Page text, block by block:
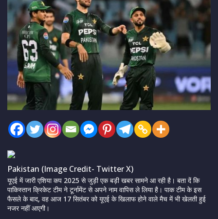
Pakistan (Image Credit- Twitter X)
यूएई में जारी एशिया कप 2025 से जुड़ी एक बड़ी खबर सामने आ रही है। बता दें कि
पाकिस्तान क्रिकेट टीम ने टूर्नामेंट से अपने नाम वापिस ले लिया है। पाक टीम के इस
फैसले के बाद, वह आज 17 सितंबर को यूएई के खिलाफ होने वाले मैच में भी खेलती हुई
नजर नहीं आएगी।